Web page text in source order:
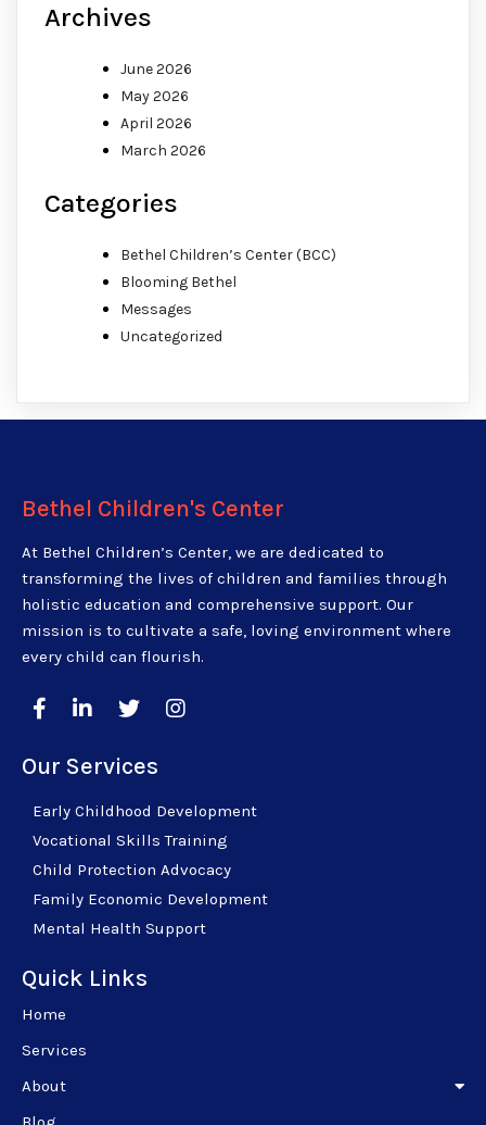
Archives
June 2026
May 2026
April 2026
March 2026
Categories
Bethel Children’s Center (BCC)
Blooming Bethel
Messages
Uncategorized
Bethel Children's Center
At Bethel Children’s Center, we are dedicated to
transforming the lives of children and families through
holistic education and comprehensive support. Our
mission is to cultivate a safe, loving environment where
every child can flourish.
Our Services
Early Childhood Development
Vocational Skills Training
Child Protection Advocacy
Family Economic Development
Mental Health Support
Quick Links
Home
Services
About